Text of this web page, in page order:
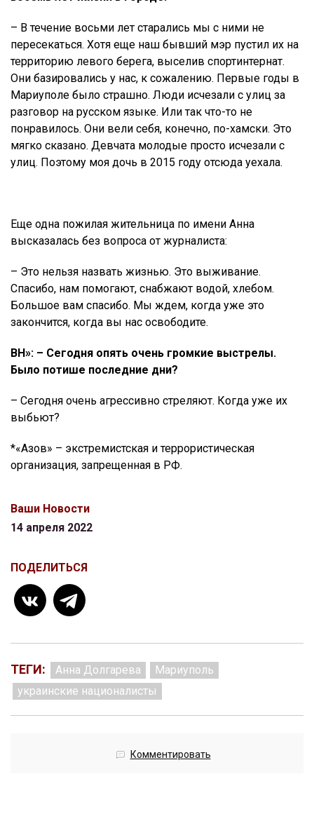
– В течение восьми лет старались мы с ними не
пересекаться. Хотя еще наш бывший мэр пустил их на
территорию левого берега, выселив спортинтернат.
Они базировались у нас, к сожалению. Первые годы в
Мариуполе было страшно. Люди исчезали с улиц за
разговор на русском языке. Или так что-то не
понравилось. Они вели себя, конечно, по-хамски. Это
мягко сказано. Девчата молодые просто исчезали с
улиц. Поэтому моя дочь в 2015 году отсюда уехала.
Еще одна пожилая жительница по имени Анна
высказалась без вопроса от журналиста:
– Это нельзя назвать жизнью. Это выживание.
Спасибо, нам помогают, снабжают водой, хлебом.
Большое вам спасибо. Мы ждем, когда уже это
закончится, когда вы нас освободите.
ВН»: – Сегодня опять очень громкие выстрелы.
Было потише последние дни?
– Сегодня очень агрессивно стреляют. Когда уже их
выбьют?
*«Азов» – экстремистская и террористическая
организация, запрещенная в РФ.
Ваши Новости
14 апреля 2022
ПОДЕЛИТЬСЯ
ТЕГИ: Анна Долгарева
Мариуполь
украинские националисты
Комментировать